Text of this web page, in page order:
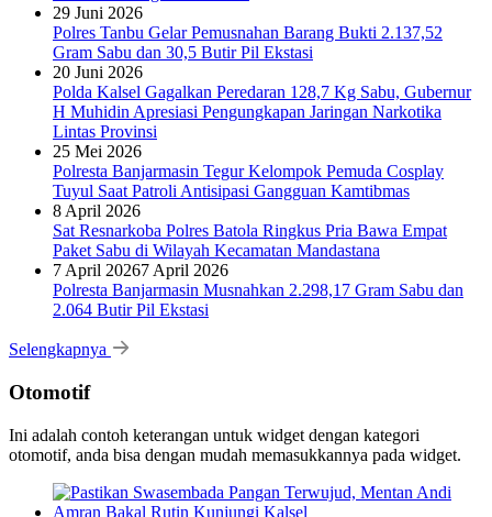
29 Juni 2026
Polres Tanbu Gelar Pemusnahan Barang Bukti 2.137,52
Gram Sabu dan 30,5 Butir Pil Ekstasi
20 Juni 2026
Polda Kalsel Gagalkan Peredaran 128,7 Kg Sabu, Gubernur
H Muhidin Apresiasi Pengungkapan Jaringan Narkotika
Lintas Provinsi
25 Mei 2026
Polresta Banjarmasin Tegur Kelompok Pemuda Cosplay
Tuyul Saat Patroli Antisipasi Gangguan Kamtibmas
8 April 2026
Sat Resnarkoba Polres Batola Ringkus Pria Bawa Empat
Paket Sabu di Wilayah Kecamatan Mandastana
7 April 20267 April 2026
Polresta Banjarmasin Musnahkan 2.298,17 Gram Sabu dan
2.064 Butir Pil Ekstasi
Selengkapnya
Otomotif
Ini adalah contoh keterangan untuk widget dengan kategori
otomotif, anda bisa dengan mudah memasukkannya pada widget.